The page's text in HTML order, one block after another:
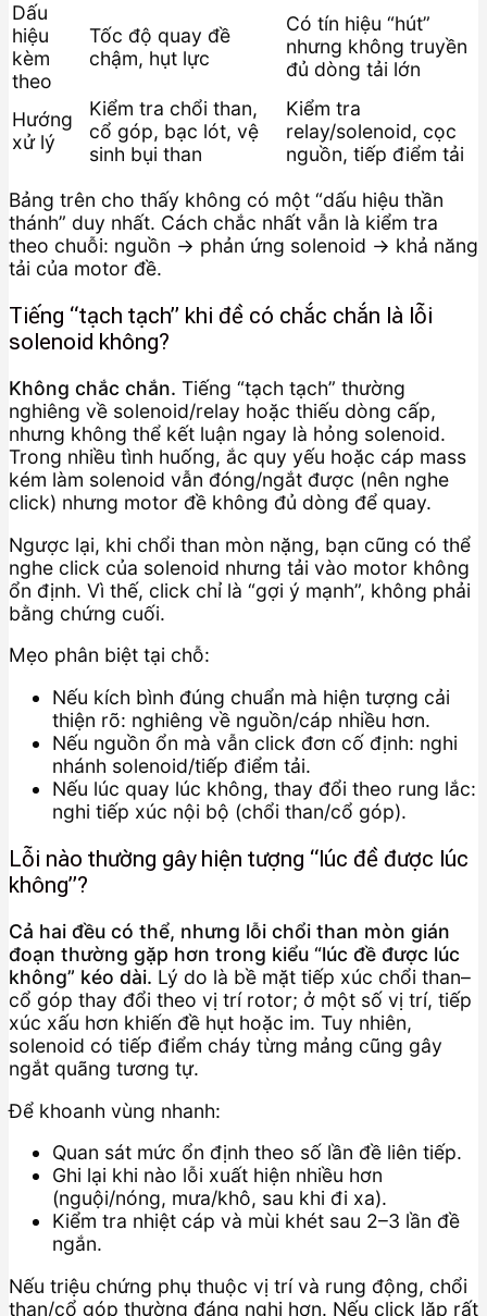
Dấu
hiệu
kèm
theo
Tốc độ quay đề
chậm, hụt lực
Có tín hiệu “hút”
nhưng không truyền
đủ dòng tải lớn
Hướng
xử lý
Kiểm tra chổi than,
cổ góp, bạc lót, vệ
sinh bụi than
Kiểm tra
relay/solenoid, cọc
nguồn, tiếp điểm tải
Bảng trên cho thấy không có một “dấu hiệu thần
thánh” duy nhất. Cách chắc nhất vẫn là kiểm tra
theo chuỗi: nguồn → phản ứng solenoid → khả năng
tải của motor đề.
Tiếng “tạch tạch” khi đề có chắc chắn là lỗi
solenoid không?
Không chắc chắn. Tiếng “tạch tạch” thường
nghiêng về solenoid/relay hoặc thiếu dòng cấp,
nhưng không thể kết luận ngay là hỏng solenoid.
Trong nhiều tình huống, ắc quy yếu hoặc cáp mass
kém làm solenoid vẫn đóng/ngắt được (nên nghe
click) nhưng motor đề không đủ dòng để quay.
Ngược lại, khi chổi than mòn nặng, bạn cũng có thể
nghe click của solenoid nhưng tải vào motor không
ổn định. Vì thế, click chỉ là “gợi ý mạnh”, không phải
bằng chứng cuối.
Mẹo phân biệt tại chỗ:
Nếu kích bình đúng chuẩn mà hiện tượng cải
thiện rõ: nghiêng về nguồn/cáp nhiều hơn.
Nếu nguồn ổn mà vẫn click đơn cố định: nghi
nhánh solenoid/tiếp điểm tải.
Nếu lúc quay lúc không, thay đổi theo rung lắc:
nghi tiếp xúc nội bộ (chổi than/cổ góp).
Lỗi nào thường gây hiện tượng “lúc đề được lúc
không”?
Cả hai đều có thể, nhưng lỗi chổi than mòn gián
đoạn thường gặp hơn trong kiểu “lúc đề được lúc
không” kéo dài. Lý do là bề mặt tiếp xúc chổi than–
cổ góp thay đổi theo vị trí rotor; ở một số vị trí, tiếp
xúc xấu hơn khiến đề hụt hoặc im. Tuy nhiên,
solenoid có tiếp điểm cháy từng mảng cũng gây
ngắt quãng tương tự.
Để khoanh vùng nhanh:
Quan sát mức ổn định theo số lần đề liên tiếp.
Ghi lại khi nào lỗi xuất hiện nhiều hơn
(nguội/nóng, mưa/khô, sau khi đi xa).
Kiểm tra nhiệt cáp và mùi khét sau 2–3 lần đề
ngắn.
Nếu triệu chứng phụ thuộc vị trí và rung động, chổi
than/cổ góp thường đáng nghi hơn. Nếu click lặp rất